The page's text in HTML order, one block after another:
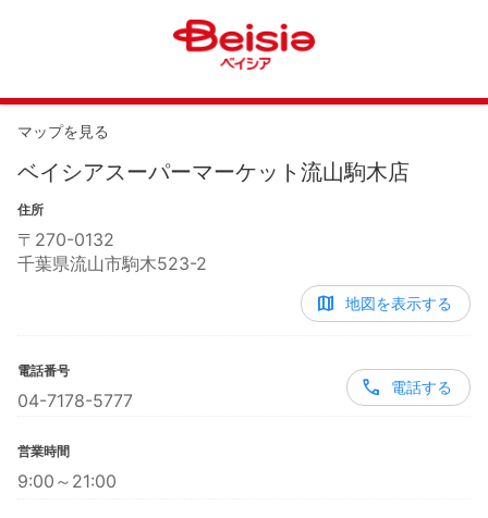
マップを見る
ベイシアスーパーマーケット流山駒木店
住所
〒 270-0132
千葉県流山市駒木523-2
地図を表示する
電話番号
04-7178-5777
電話する
営業時間
9:00～21:00